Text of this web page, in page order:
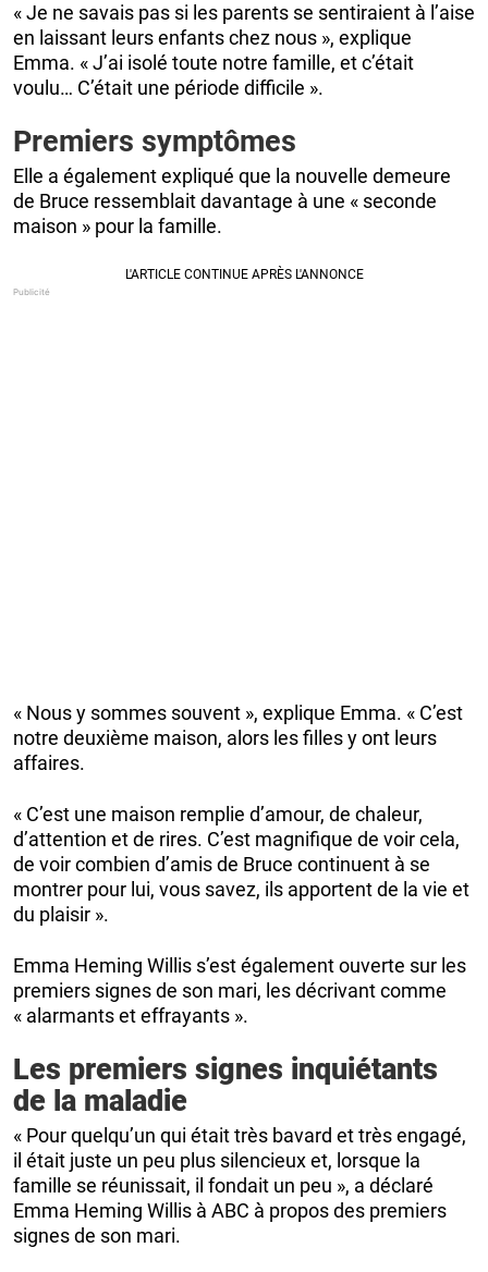
« Je ne savais pas si les parents se sentiraient à l’aise
en laissant leurs enfants chez nous », explique
Emma. « J’ai isolé toute notre famille, et c’était
voulu… C’était une période difficile ».
Premiers symptômes
Elle a également expliqué que la nouvelle demeure
de Bruce ressemblait davantage à une « seconde
maison » pour la famille.
« Nous y sommes souvent », explique Emma. « C’est
notre deuxième maison, alors les filles y ont leurs
affaires.
« C’est une maison remplie d’amour, de chaleur,
d’attention et de rires. C’est magnifique de voir cela,
de voir combien d’amis de Bruce continuent à se
montrer pour lui, vous savez, ils apportent de la vie et
du plaisir ».
Emma Heming Willis s’est également ouverte sur les
premiers signes de son mari, les décrivant comme
« alarmants et effrayants ».
Les premiers signes inquiétants
de la maladie
« Pour quelqu’un qui était très bavard et très engagé,
il était juste un peu plus silencieux et, lorsque la
famille se réunissait, il fondait un peu », a déclaré
Emma Heming Willis à ABC à propos des premiers
signes de son mari.